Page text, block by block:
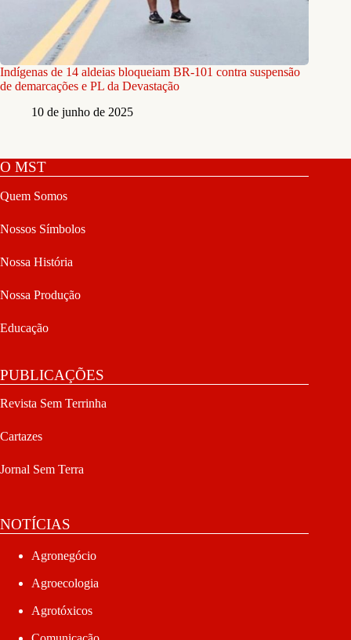
Indígenas de 14 aldeias bloqueiam BR-101 contra suspensão
de demarcações e PL da Devastação
10 de junho de 2025
O MST
Quem Somos
Nossos Símbolos
Nossa História
Nossa Produção
Educação
PUBLICAÇÕES
Revista Sem Terrinha
Cartazes
Jornal Sem Terra
NOTÍCIAS
Agronegócio
Agroecologia
Agrotóxicos